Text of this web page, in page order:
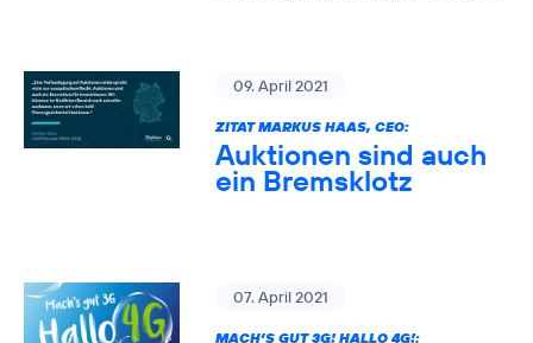
09. April 2021
ZITAT MARKUS HAAS, CEO:
Auktionen sind auch
ein Bremsklotz
07. April 2021
MACH’S GUT 3G! HALLO 4G!: